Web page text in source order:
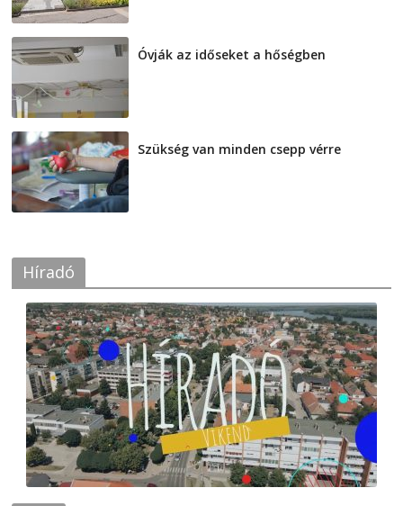
Óvják az időseket a hőségben
Szükség van minden csepp vérre
Híradó